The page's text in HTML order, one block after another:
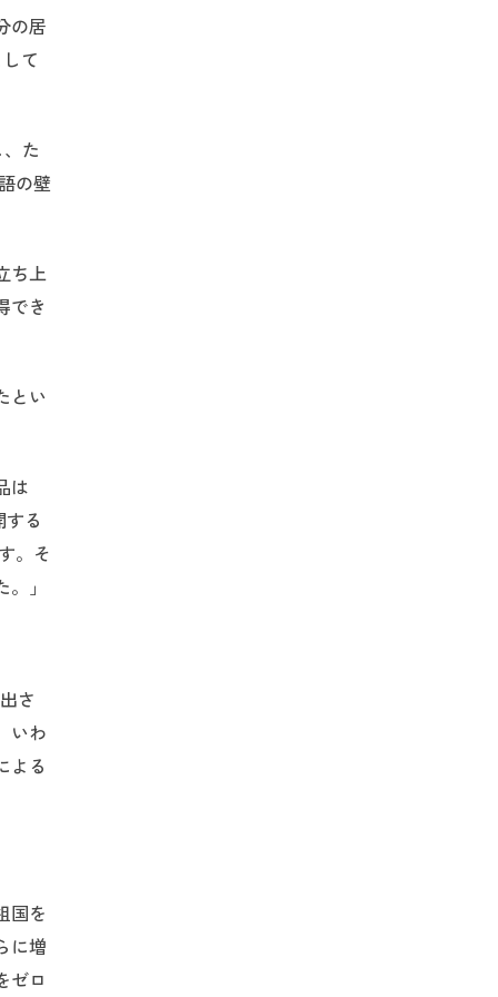
の居
て
た
の壁
ち上
でき
とい
は
る
。そ
」
さ
いわ
よる
国を
に増
ゼロ